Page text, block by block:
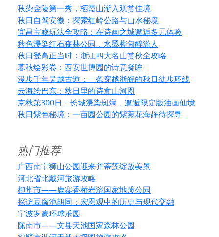
秋染金陵第一秀，栖霞山渐入观赏佳境
秋日自驾安徽：探索红岭公路与山水秘境
宜昌宝藏玩法全攻略：在诗画之城邂逅多元体验
秋色浸染红石森林公园，水墨桦甸醉游人
秋日登高正当时：浙江四大名山赏秋全攻略
暮秋绘彩卷：西安世博园的诗意凝眸
漫步千年吴越古道：一条穿越浙皖的秋日徒步环线
云海绘巴东：秋日里的诗意山河图
京秋第300日：长城浸染斑斓，邂逅限定版油画仙境
秋日紫色秘境：一亩园公园的紫菀花海静待探寻
热门推荐
广西南宁狮山公园迎来并蒂莲绽放美景
河北省北戴河旅游攻略
柳州市——鹿寨香桥岩溶国家地质公园
探访豆腐池胡同：宏恩观中的历史与现代交融
宁波罗蒙环球乐园
陇南市——文县天池国家森林公园